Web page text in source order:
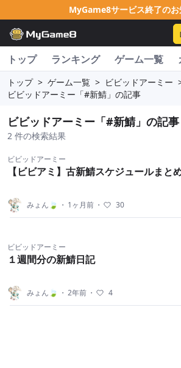
MyGame8サービス終了のお
トップ ランキング ゲーム一覧
トップ > ゲーム一覧 > ビビッドアーミー
ビビッドアーミー「#新鯖」の記事
ビビッドアーミー「#新鯖」の記事
2 件の検索結果
ビビッドアーミー
【ビビアミ】古新鯖スケジュールまと
みょん🍃 ・ 1ヶ月前 ・ 30
ビビッドアーミー
１週間分の新鯖日記
みょん🍃 ・ 2年前 ・ 4